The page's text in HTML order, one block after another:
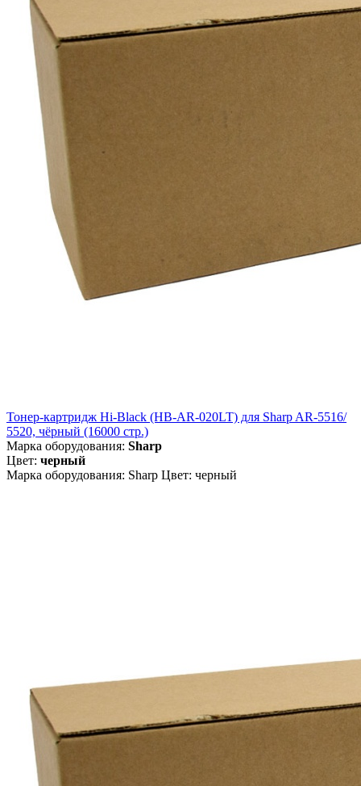
Тонер-картридж Hi-Black (HB-AR-020LT) для Sharp AR-5516/
5520, чёрный (16000 стр.)
Марка оборудования: Sharp
Цвет: черный
Марка оборудования: Sharp Цвет: черный